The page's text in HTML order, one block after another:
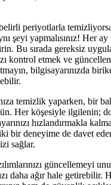
periyotlarla
şeyi yapmalısınız! Her
Bu sırada gereksiz
kontrol etmek ve
bilgisayarınızda
temizlik yaparken, bir
Her köşesiyle ilgilenin;
hızlandırmakla
bir deneyime de davet
sağlar.
güncellemeyi
daha ağır hale getirebilir.